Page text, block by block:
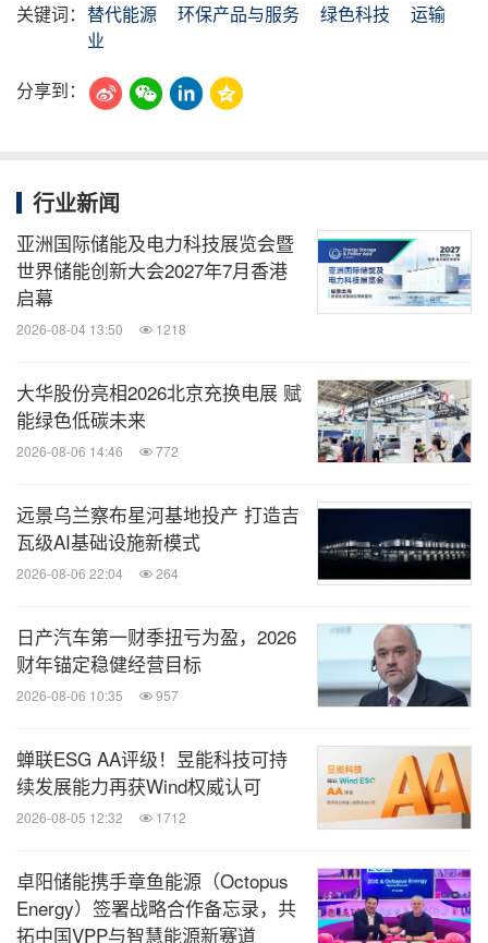
关键词： 替代能源 环保产品与服务 绿色科技
运输
业
分享到：
行业新闻
亚洲国际储能及电力科技展览会暨
世界储能创新大会2027年7月香港
启幕
2026-08-04 13:50 1218
大华股份亮相2026北京充换电展 赋
能绿色低碳未来
2026-08-06 14:46 772
远景乌兰察布星河基地投产 打造吉
瓦级AI基础设施新模式
2026-08-06 22:04 264
日产汽车第一财季扭亏为盈，2026
财年锚定稳健经营目标
2026-08-06 10:35 957
蝉联ESG AA评级！昱能科技可持
续发展能力再获Wind权威认可
2026-08-05 12:32 1712
卓阳储能携手章鱼能源（Octopus
Energy）签署战略合作备忘录，共
拓中国VPP与智慧能源新赛道